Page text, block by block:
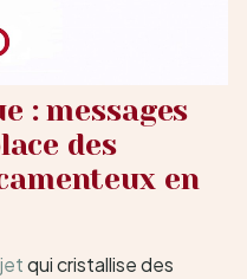
: messages
des
en
qui cristallise des